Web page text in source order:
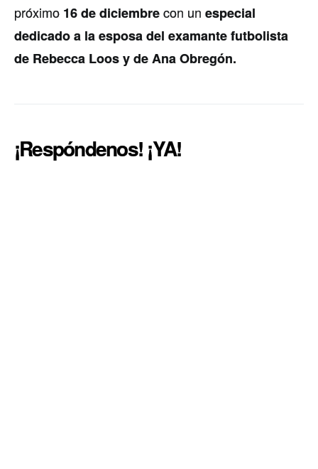
próximo 16 de diciembrecon un especial
dedicado a la esposa del examante futbolista
de Rebecca Loos y de Ana Obregón.
¡Respóndenos! ¡YA!